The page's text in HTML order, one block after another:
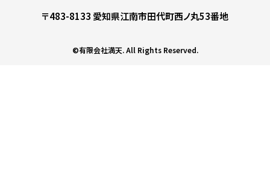
〒483-8133 愛知県江南市田代町西ノ丸53番地
©有限会社満天. All Rights Reserved.